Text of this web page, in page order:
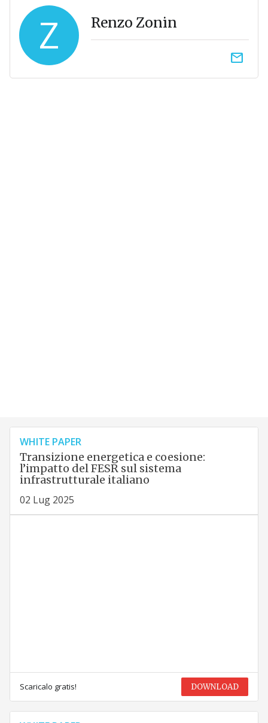
Z Renzo Zonin
email
WHITE PAPER
Transizione energetica e coesione:
l’impatto del FESR sul sistema
infrastrutturale italiano
02 Lug 2025
Scaricalo gratis! DOWNLOAD